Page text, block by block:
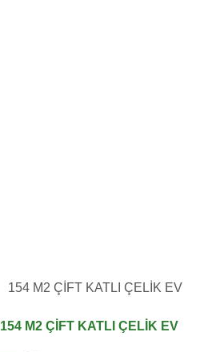
154 M2 ÇİFT KATLI ÇELİK EV